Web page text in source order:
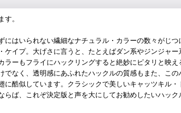
。
にはいられない繊細なナチュラル・カラーの数々がじ
ケイプ。大げさに言うと、たとえばダン系やジンジ
ーもフライにハックリングすると絶妙にピタリと映
なく、透明感にあふれたハックルの質感もまた、こ
酷似しています。クラシックで美しいキャッツキル
ば、これぞ決定版と声を大にしてお勧めしたいハック